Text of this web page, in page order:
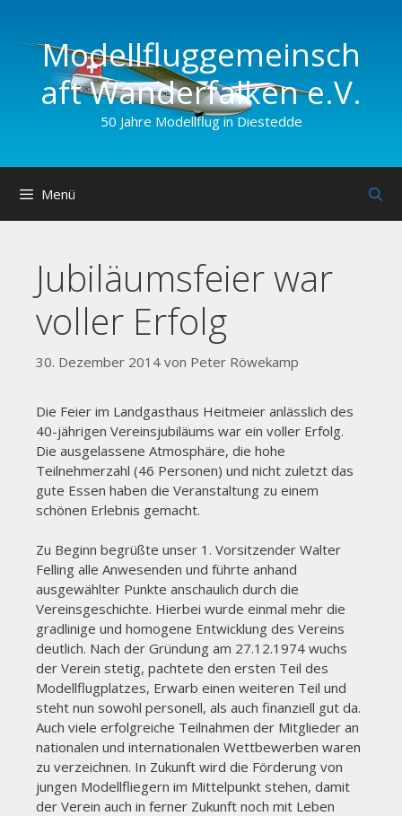
springenModellfluggemeinsch
aft Wander­falken e.V.
50 Jahre Modellflug in Diestedde
Menü
Jubiläumsfeier war
voller Erfolg
30. Dezember 2014 von Peter Röwekamp
Die Feier im Landgasthaus Heitmeier anlässlich des
40-jährigen Vereinsjubiläums war ein voller Erfolg.
Die ausgelassene Atmosphäre, die hohe
Teilnehmerzahl (46 Personen) und nicht zuletzt das
gute Essen haben die Veranstaltung zu einem
schönen Erlebnis gemacht.
Zu Beginn begrüßte unser 1. Vorsitzender Walter
Felling alle Anwesenden und führte anhand
ausgewählter Punkte anschaulich durch die
Vereinsgeschichte. Hierbei wurde einmal mehr die
gradlinige und homogene Entwicklung des Vereins
deutlich. Nach der Gründung am 27.12.1974 wuchs
der Verein stetig, pachtete den ersten Teil des
Modellflugplatzes, Erwarb einen weiteren Teil und
steht nun sowohl personell, als auch finanziell gut da.
Auch viele erfolgreiche Teilnahmen der Mitglieder an
nationalen und internationalen Wettbewerben waren
zu verzeichnen. In Zukunft wird die Förderung von
jungen Modellfliegern im Mittelpunkt stehen, damit
der Verein auch in ferner Zukunft noch mit Leben